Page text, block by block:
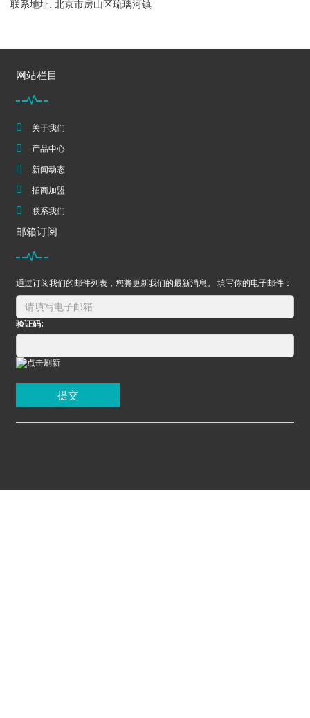
联系地址: 北京市房山区琉璃河镇
网站栏目
关于我们
产品中心
新闻动态
招商加盟
联系我们
邮箱订阅
通过订阅我们的邮件列表，您将更新我们的最新消息。 填写你的电子邮件：
验证码:
提交